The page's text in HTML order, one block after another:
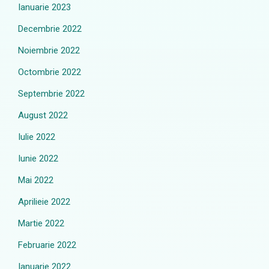
Ianuarie 2023
Decembrie 2022
Noiembrie 2022
Octombrie 2022
Septembrie 2022
August 2022
Iulie 2022
Iunie 2022
Mai 2022
Aprilieie 2022
Martie 2022
Februarie 2022
Ianuarie 2022